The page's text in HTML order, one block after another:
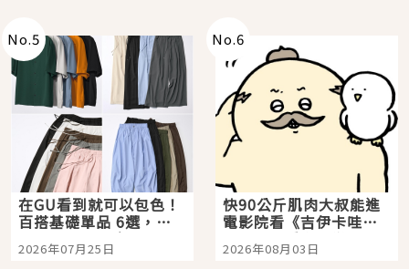
No.5
在GU看到就可以包色！
百搭基礎單品 6選，閉
眼全收也不心疼
2026年07月25日
No.6
快90公斤肌肉大叔能進
電影院看《吉伊卡哇》
嗎？日本重金屬樂團
「打首」會長與nagano
2026年08月03日